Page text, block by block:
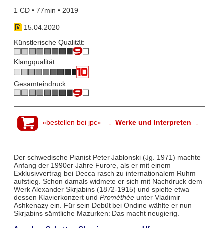
1 CD • 77min • 2019
15.04.2020
Künstlerische Qualität:
Klangqualität:
Gesamteindruck:
»bestellen bei jpc« ↓ Werke und Interpreten ↓
Der schwedische Pianist Peter Jablonski (Jg. 1971) machte
Anfang der 1990er Jahre Furore, als er mit einem
Exklusivvertrag bei Decca rasch zu internationalem Ruhm
aufstieg. Schon damals widmete er sich mit Nachdruck dem
Werk Alexander Skrjabins (1872-1915) und spielte etwa
dessen Klavierkonzert und Prométhéeunter Vladimir
Ashkenazy ein. Für sein Debüt bei Ondine wählte er nun
Skrjabins sämtliche Mazurken: Das macht neugierig.